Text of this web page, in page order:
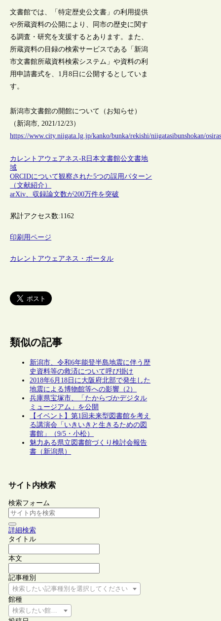
文書館では、「特定歴史公文書」の利用提供
や所蔵資料の公開により、同市の歴史に関す
る調査・研究を支援するとあります。また、
所蔵資料の目録の検索サービスである「新潟
市文書館所蔵資料検索システム」や資料の利
用申請書式を、1月8日に公開するとしていま
す。
新潟市文書館の開館について（お知らせ）
（新潟市, 2021/12/23）
https://www.city.niigata.lg.jp/kanko/bunka/rekishi/niigatasibunshokan/
カレントアウェアネス-R日本文書館公文書地
域
ORCIDについて観察された5つの誤用パターン
（文献紹介）
arXiv、収録論文数が200万件を突破
累計アクセス数:1162
印刷用ページ
カレントアウェアネス・ポータル
類似の記事
新潟市、令和6年能登半島地震に伴う歴
史資料等の救済について呼び掛け
2018年6月18日に大阪府北部で発生した
地震による博物館等への影響（2）
兵庫県宝塚市、「たからづかデジタル
ミュージアム」を公開
【イベント】第1回未来型図書館を考え
る講演会「いきいきと生きるための図
書館」（9/5・小松）
魅力ある県立図書館づくり検討会報告
書（新潟県）
サイト内検索
検索フォーム
詳細検索
タイトル
本文
記事種別
検索したい記事種別を選択してください
館種
検索したい館種を選択してください